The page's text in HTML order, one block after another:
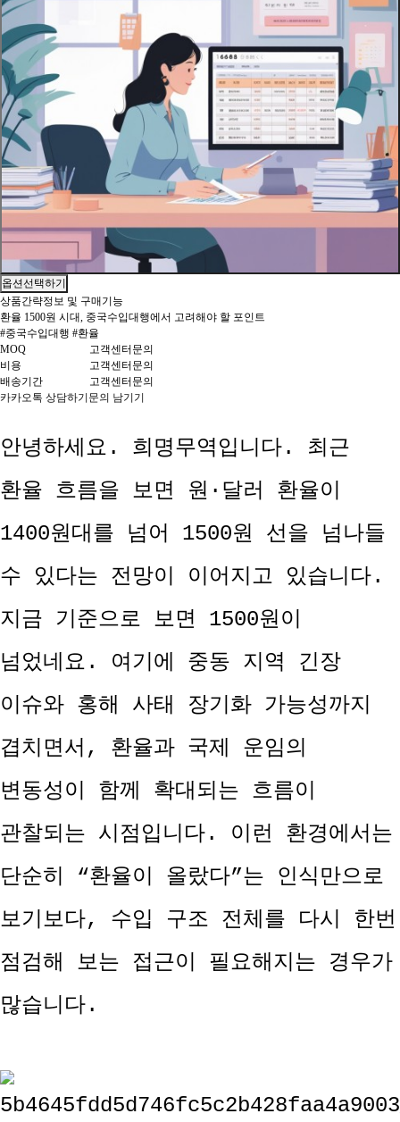
옵션선택하기
상품간략정보 및 구매기능
환율 1500원 시대, 중국수입대행에서 고려해야 할 포인트
#중국수입대행 #환율
MOQ
고객센터문의
비용
고객센터문의
배송기간
고객센터문의
카카오톡 상담하기 문의 남기기
안녕하세요. 희명무역입니다. 최근
환율 흐름을 보면 원·달러 환율이
1400원대를 넘어 1500원 선을 넘나들
수 있다는 전망이 이어지고 있습니다.
지금 기준으로 보면 1500원이
넘었네요. 여기에 중동 지역 긴장
이슈와 홍해 사태 장기화 가능성까지
겹치면서, 환율과 국제 운임의
변동성이 함께 확대되는 흐름이
관찰되는 시점입니다. 이런 환경에서는
단순히 “환율이 올랐다”는 인식만으로
보기보다, 수입 구조 전체를 다시 한번
점검해 보는 접근이 필요해지는 경우가
많습니다.